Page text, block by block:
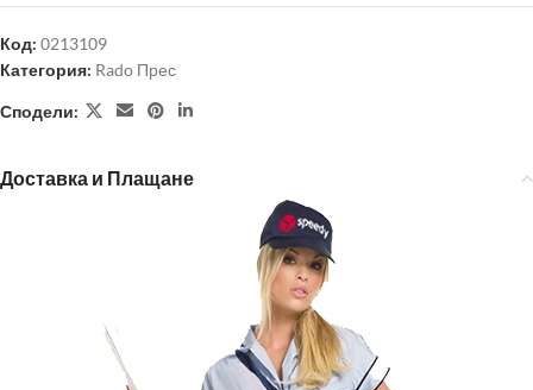
Код: 0213109
Категория: Rado Прес
Сподели:
Доставка и Плащане